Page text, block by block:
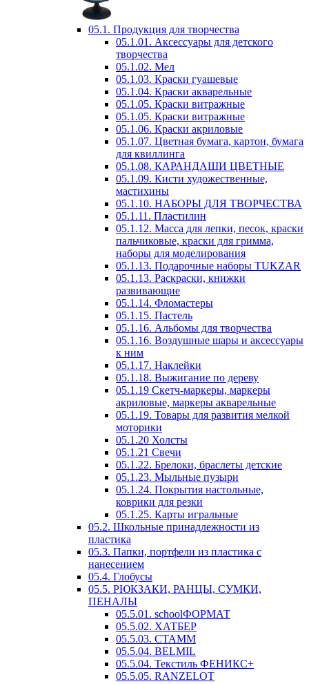
05.1. Продукция для творчества
05.1.01. Аксессуары для детского
творчества
05.1.02. Мел
05.1.03. Краски гуашевые
05.1.04. Краски акварельные
05.1.05. Краски витражные
05.1.05. Краски витражные
05.1.06. Краски акриловые
05.1.07. Цветная бумага, картон, бумага
для квиллинга
05.1.08. КАРАНДАШИ ЦВЕТНЫЕ
05.1.09. Кисти художественные,
мастихины
05.1.10. НАБОРЫ ДЛЯ ТВОРЧЕСТВА
05.1.11. Пластилин
05.1.12. Масса для лепки, песок, краски
пальчиковые, краски для гримма,
наборы для моделирования
05.1.13. Подарочные наборы TUKZAR
05.1.13. Раскраски, книжки
развивающие
05.1.14. Фломастеры
05.1.15. Пастель
05.1.16. Альбомы для творчества
05.1.16. Воздушные шары и аксессуары
к ним
05.1.17. Наклейки
05.1.18. Выжигание по дереву
05.1.19 Скетч-маркеры, маркеры
акриловые, маркеры акварельные
05.1.19. Товары для развития мелкой
моторики
05.1.20 Холсты
05.1.21 Свечи
05.1.22. Брелоки, браслеты детские
05.1.23. Мыльные пузыри
05.1.24. Покрытия настольные,
коврики для резки
05.1.25. Карты игральные
05.2. Школьные принадлежности из
пластика
05.3. Папки, портфели из пластика с
нанесением
05.4. Глобусы
05.5. РЮКЗАКИ, РАНЦЫ, СУМКИ,
ПЕНАЛЫ
05.5.01. schoolФОРМАТ
05.5.02. ХАТБЕР
05.5.03. СТАММ
05.5.04. BELMIL
05.5.04. Текстиль ФЕНИКС+
05.5.05. RANZELOT